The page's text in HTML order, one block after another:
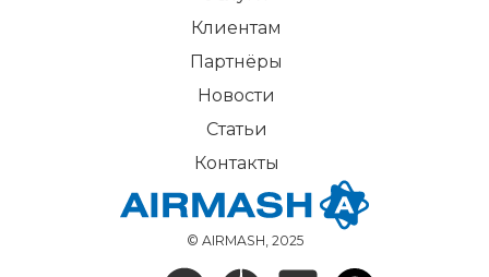
© AIRMASH, 2025
Клиентам
Партнёры
Новости
Статьи
Контакты